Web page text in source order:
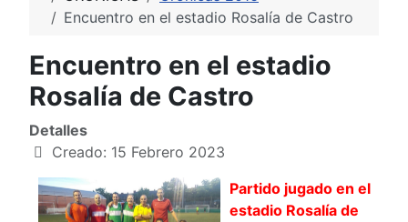
Encuentro en el estadio Rosalía de Castro
Encuentro en el estadio
Rosalía de Castro
Detalles
Creado: 15 Febrero 2023
Partido jugado en el
estadio Rosalía de